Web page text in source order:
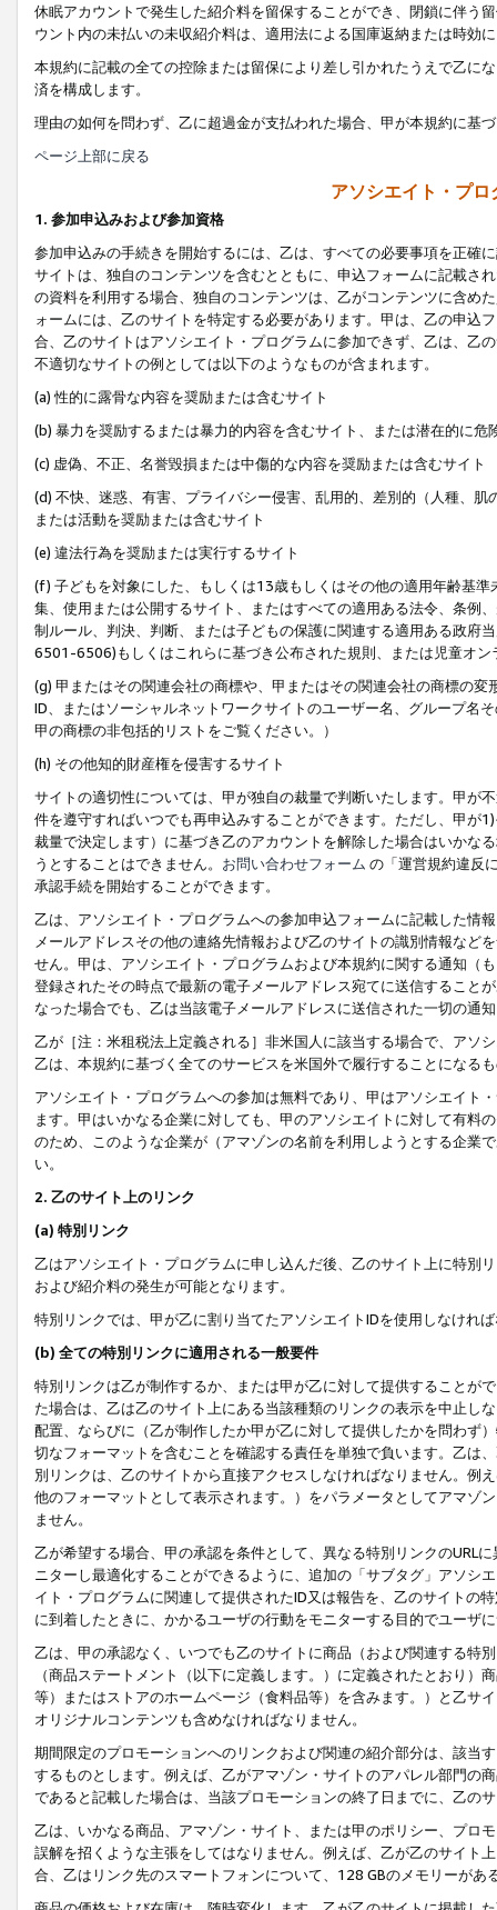
休眠アカウントで発生した紹介料を留保することができ、閉鎖に伴う
ウント内の未払いの未収紹介料は、適用法による国庫返納または時効
本規約に記載の全ての控除または留保により差し引かれたうえで乙に
済を構成します。
理由の如何を問わず、乙に超過金が支払われた場合、甲が本規約に基
ページ上部に戻る
アソシエイト・プ
1. 参加申込みおよび参加資格
参加申込みの手続きを開始するには、乙は、すべての必要事項を正確
サイトは、独自のコンテンツを含むとともに、申込フォームに記載さ
の資料を利用する場合、独自のコンテンツは、乙がコンテンツに含め
ォームには、乙のサイトを特定する必要があります。甲は、乙の申込
合、乙のサイトはアソシエイト・プログラムに参加できず、乙は、乙
不適切なサイトの例としては以下のようなものが含まれます。
(a) 性的に露骨な内容を奨励または含むサイト
(b) 暴力を奨励するまたは暴力的内容を含むサイト、または潜在的に
(c) 虚偽、不正、名誉毀損または中傷的な内容を奨励または含むサイト
(d) 不快、迷惑、有害、プライバシー侵害、乱用的、差別的（人種、
または活動を奨励または含むサイト
(e) 違法行為を奨励または実行するサイト
(f) 子どもを対象にした、もしくは13歳もしくはその他の適用年齢基
集、使用または公開するサイト、またはすべての適用ある法令、条例
制ルール、判決、判断、または子どもの保護に関連する適用ある政府
6501-6506)もしくはこれらに基づき公布された規則、または児童オン
(g) 甲またはその関連会社の商標や、甲またはその関連会社の商標の
ID、またはソーシャルネットワークサイトのユーザー名、グループ名
甲の商標の非包括的リストをご覧ください。）
(h) その他知的財産権を侵害するサイト
サイトの適切性については、甲が独自の裁量で判断いたします。甲が
件を遵守すればいつでも再申込みすることができます。ただし、甲が
裁量で決定します）に基づき乙のアカウントを解除した場合はいかな
うとすることはできません。 お問い合わせフォーム の「運営規約違反
承認手続を開始することができます。
乙は、アソシエイト・プログラムへの参加申込フォームに記載した情
メールアドレスその他の連絡先情報および乙のサイトの識別情報など
せん。甲は、アソシエイト・プログラムおよび本規約に関する通知（
登録されたその時点で最新の電子メールアドレス宛てに送信すること
なった場合でも、乙は当該電子メールアドレスに送信された一切の通
乙が［注：米租税法上定義される］非米国人に該当する場合で、アソ
乙は、本規約に基づく全てのサービスを米国外で履行することになる
アソシエイト・プログラムへの参加は無料であり、甲はアソシエイト
ます。甲はいかなる企業に対しても、甲のアソシエイトに対して有料
のため、このような企業が（アマゾンの名前を利用しようとする企業
い。
2. 乙のサイト上のリンク
(a) 特別リンク
乙はアソシエイト・プログラムに申し込んだ後、乙のサイト上に特別
および紹介料の発生が可能となります。
特別リンクでは、甲が乙に割り当てたアソシエイトIDを使用しなけれ
(b) 全ての特別リンクに適用される一般要件
特別リンクは乙が制作するか、または甲が乙に対して提供することが
た場合は、乙は乙のサイト上にある当該種類のリンクの表示を中止し
配置、ならびに（乙が制作したか甲が乙に対して提供したかを問わず
切なフォーマットを含むことを確認する責任を単独で負います。乙は
別リンクは、乙のサイトから直接アクセスしなければなりません。例
他のフォーマットとして表示されます。）をパラメータとしてアマゾ
ません。
乙が希望する場合、甲の承認を条件として、異なる特別リンクのURL
ニターし最適化することができるように、追加の「サブタグ」アソシ
イト・プログラムに関連して提供されたID又は報告を、乙のサイトの
に到着したときに、かかるユーザの行動をモニターする目的でユーザ
乙は、甲の承認なく、いつでも乙のサイトに商品（および関連する特
（商品ステートメント（以下に定義します。）に定義されたとおり
等）またはストアのホームページ（食料品等）を含みます。）と乙サ
オリジナルコンテンツも含めなければなりません。
期間限定のプロモーションへのリンクおよび関連の紹介部分は、該当
するものとします。例えば、乙がアマゾン・サイトのアパレル部門の
であると記載した場合は、当該プロモーションの終了日までに、乙の
乙は、いかなる商品、アマゾン・サイト、または甲のポリシー、プロ
誤解を招くような主張をしてはなりません。例えば、乙が乙のサイト
合、乙はリンク先のスマートフォンについて、128 GBのメモリーがあ